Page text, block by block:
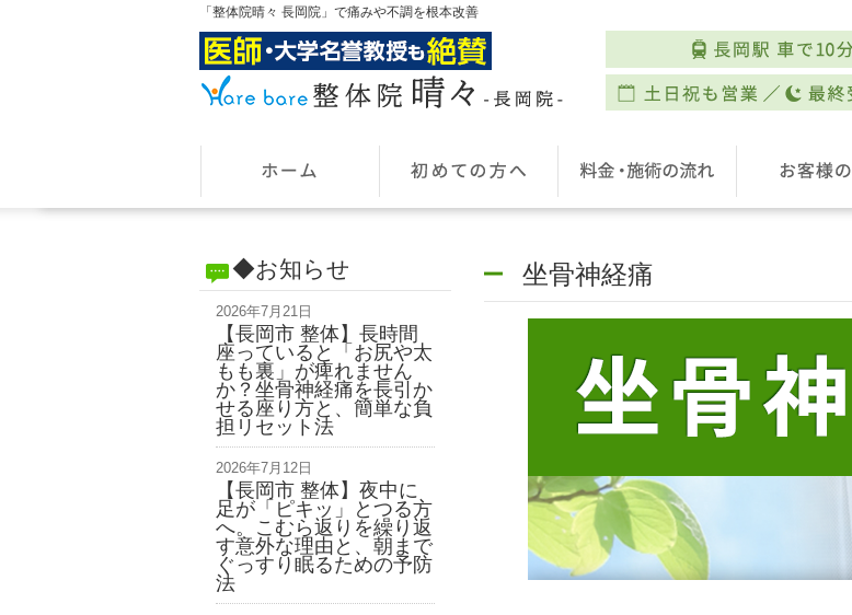
「整体院晴々 長岡院」で痛みや不調を根本改善
◆お知らせ
2026年7月21日
【長岡市 整体】長時間
座っていると「お尻や太
もも裏」が痺れません
か？坐骨神経痛を長引か
せる座り方と、簡単な負
担リセット法
2026年7月12日
【長岡市 整体】夜中に
足が「ピキッ」とつる方
へ。こむら返りを繰り返
す意外な理由と、朝まで
ぐっすり眠るための予防
法
坐骨神経痛